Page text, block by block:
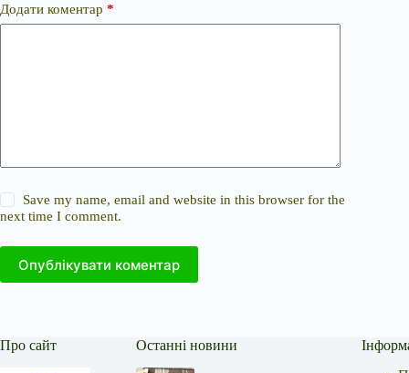
Додати коментар *
Save my name, email and website in this browser for the
next time I comment.
Опублікувати коментар
Про сайт Останні новини